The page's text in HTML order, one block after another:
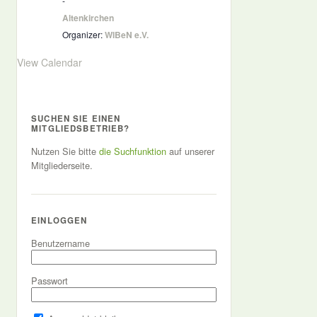
Altenkirchen
Organizer:WIBeN e.V.
View Calendar
SUCHEN SIE EINEN
MITGLIEDSBETRIEB?
Nutzen Sie bittedie Suchfunktion auf unserer
Mitgliederseite.
EINLOGGEN
Benutzername
Passwort